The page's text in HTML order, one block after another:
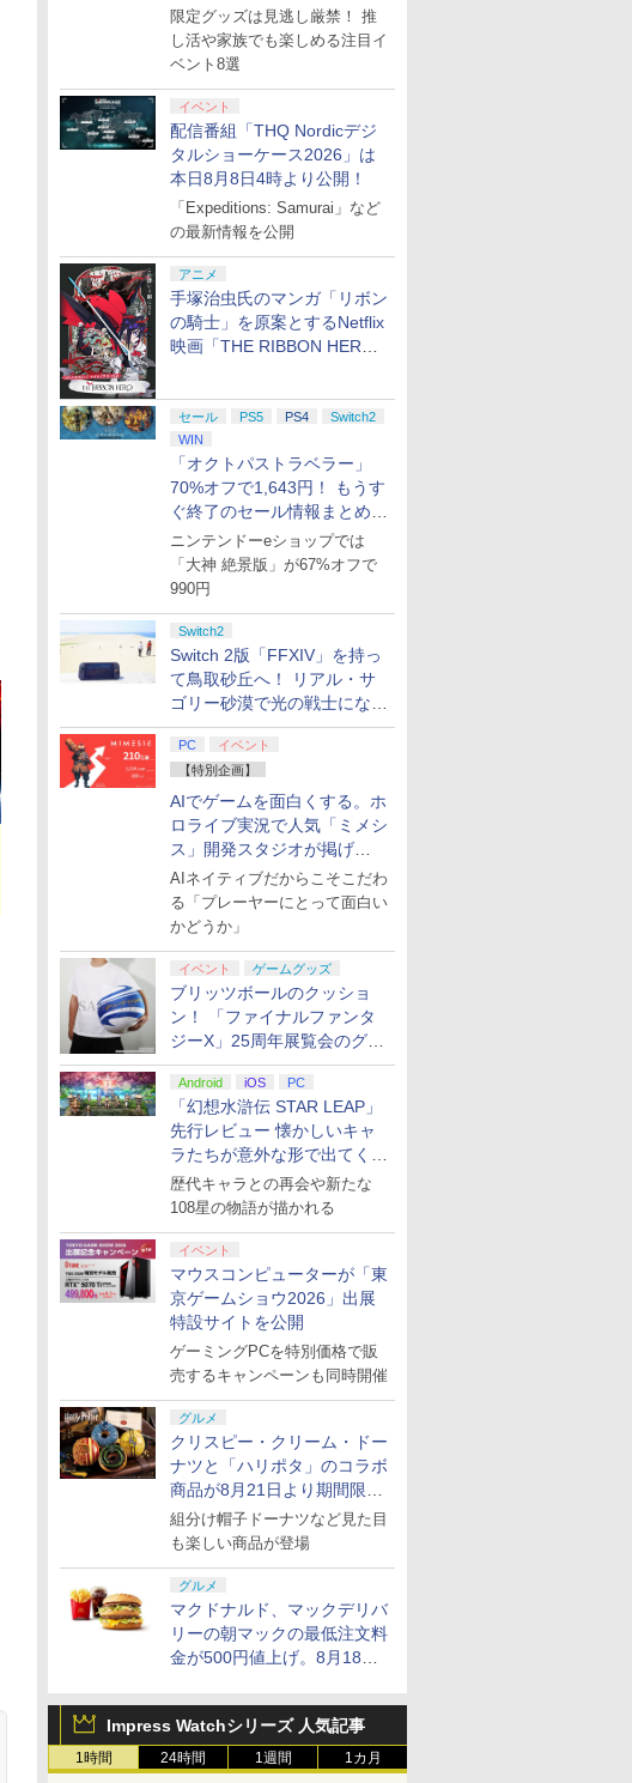
集】
限定グッズは見逃し厳禁！ 推
し活や家族でも楽しめる注目イ
ベント8選
イベント
配信番組「THQ Nordicデジ
タルショーケース2026」は
本日8月8日4時より公開！
「Expeditions: Samurai」など
の最新情報を公開
アニメ
手塚治虫氏のマンガ「リボン
の騎士」を原案とするNetflix
映画「THE RIBBON HERO
セール PS5 PS4
Switch2
WIN
「オクトパストラベラー」
70%オフで1,643円！ もうす
ぐ終了のセール情報まとめ
【8月8日更新】
ニンテンドーeショップでは
「大神 絶景版」が67%オフで
990円
Switch2
Switch 2版「FFXIV」を持っ
て鳥取砂丘へ！ リアル・サ
ゴリー砂漠で光の戦士になっ
てみた
PC
イベント
【特別企画】
AIでゲームを面白くする。ホ
ロライブ実況で人気「ミメシ
ス」開発スタジオが掲げ
る“AI活用の信念”とは？【講
演レポート】
AIネイティブだからこそこだわ
る「プレーヤーにとって面白い
かどうか」
イベント ゲームグッズ
ブリッツボールのクッショ
ン！ 「ファイナルファンタ
ジーX」25周年展覧会のグッ
ズ情報が公開
Android iOS PC
「幻想水滸伝 STAR LEAP」
先行レビュー 懐かしいキャ
ラたちが意外な形で出てくる
シリーズ完全新作！
歴代キャラとの再会や新たな
108星の物語が描かれる
イベント
マウスコンピューターが「東
京ゲームショウ2026」出展
特設サイトを公開
ゲーミングPCを特別価格で販
売するキャンペーンも同時開催
グルメ
クリスピー・クリーム・ドー
ナツと「ハリポタ」のコラボ
商品が8月21日より期間限定
で発売
組分け帽子ドーナツなど見た目
も楽しい商品が登場
グルメ
マクドナルド、マックデリバ
リーの朝マックの最低注文料
金が500円値上げ。8月18日
Impress Watchシリーズ 人気記事
1時間 24時間 1週間 1カ月